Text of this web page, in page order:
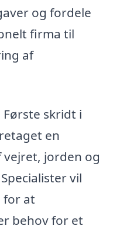
og fordele
firma til
af
Første skridt i
en
jorden og
vil
for at
behov for et